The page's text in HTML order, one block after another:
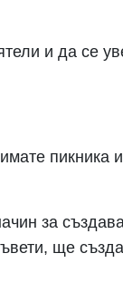
и да се
пикника
за
ще